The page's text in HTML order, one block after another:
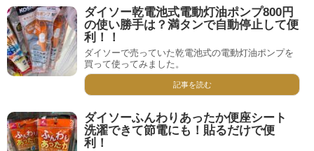
ダイソー乾電池式電動灯油ポンプ800円
の使い勝手は？満タンで自動停止して便
利！！
ダイソーで売っていた乾電池式の電動灯油ポンプを
買って使ってみました。
記事を読む
ダイソーふんわりあったか便座シート
洗濯できて節電にも！貼るだけで便
利！